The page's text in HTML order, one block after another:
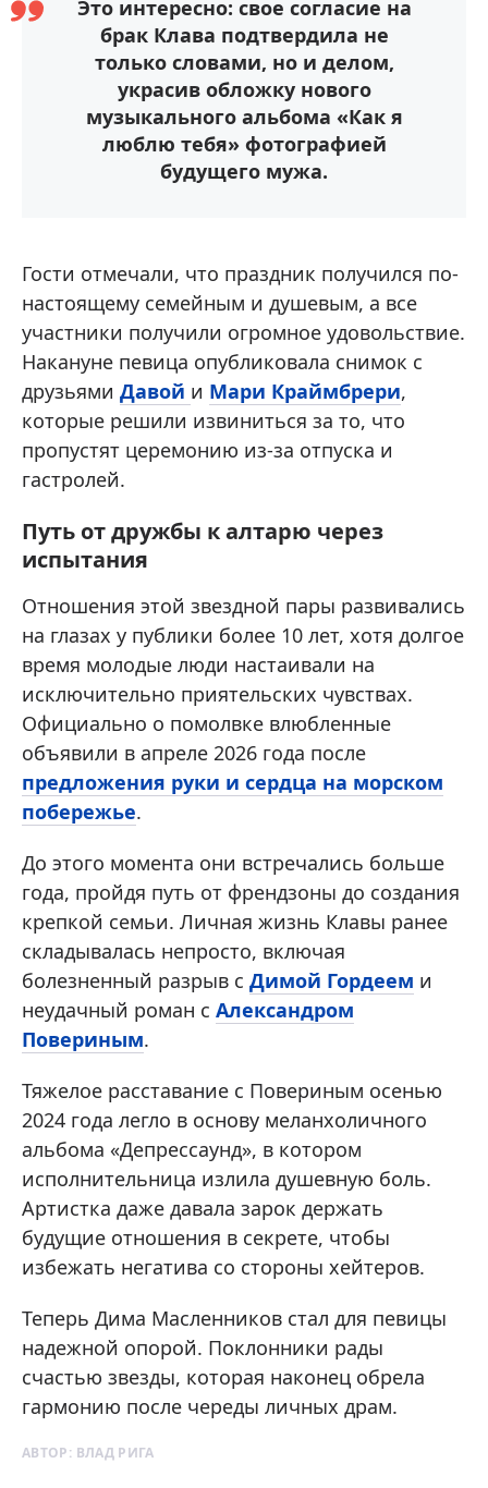
Это интересно: свое согласие на
брак Клава подтвердила не
только словами, но и делом,
украсив обложку нового
музыкального альбома «Как я
люблю тебя» фотографией
будущего мужа.
Гости отмечали, что праздник получился по-
настоящему семейным и душевым, а все
участники получили огромное удовольствие.
Накануне певица опубликовала снимок с
друзьями Давой и Мари Краймбрери,
которые решили извиниться за то, что
пропустят церемонию из-за отпуска и
гастролей.
Путь от дружбы к алтарю через
испытания
Отношения этой звездной пары развивались
на глазах у публики более 10 лет, хотя долгое
время молодые люди настаивали на
исключительно приятельских чувствах.
Официально о помолвке влюбленные
объявили в апреле 2026 года после
предложения руки и сердца на морском
побережье.
До этого момента они встречались больше
года, пройдя путь от френдзоны до создания
крепкой семьи. Личная жизнь Клавы ранее
складывалась непросто, включая
болезненный разрыв с Димой Гордеем и
неудачный роман с Александром
Повериным.
Тяжелое расставание с Повериным осенью
2024 года легло в основу меланхоличного
альбома «Депрессаунд», в котором
исполнительница излила душевную боль.
Артистка даже давала зарок держать
будущие отношения в секрете, чтобы
избежать негатива со стороны хейтеров.
Теперь Дима Масленников стал для певицы
надежной опорой. Поклонники рады
счастью звезды, которая наконец обрела
гармонию после череды личных драм.
АВТОР: ВЛАД РИГА